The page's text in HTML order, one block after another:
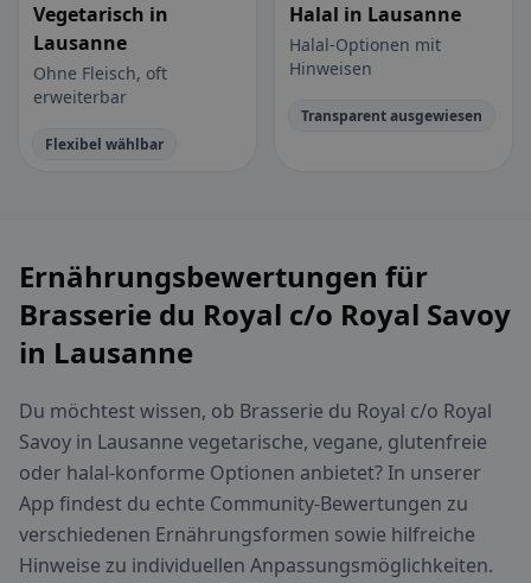
Vegetarisch in
Lausanne
Ohne Fleisch, oft
erweiterbar
Flexibel wählbar
Halal in Lausanne
Halal-Optionen mit
Hinweisen
Transparent ausgewiesen
Ernährungsbewertungen für
Brasserie du Royal c/o Royal Savoy
in Lausanne
Du möchtest wissen, ob Brasserie du Royal c/o Royal
Savoy in Lausanne vegetarische, vegane, glutenfreie
oder halal-konforme Optionen anbietet? In unserer
App findest du echte Community-Bewertungen zu
verschiedenen Ernährungsformen sowie hilfreiche
Hinweise zu individuellen Anpassungsmöglichkeiten.